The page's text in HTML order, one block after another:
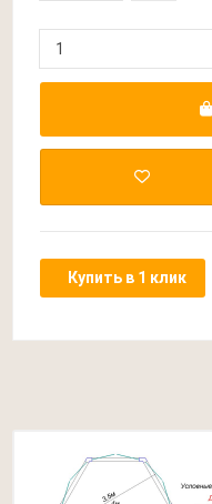
Купить в 1 клик